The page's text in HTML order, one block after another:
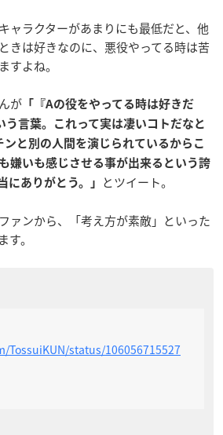
ャラクターがあまりにも最低だと、他
きは好きなのに、悪役やってる時は苦
すよね。
が 「『Aの役をやってる時は好きだ
う言葉。これって実は凄いコトだなと
と別の人間を演じられているからこ
嫌いも感じさせる事が出来るという誇
にありがとう。」
とツイート。
ァンから、「考え方が素敵」といった
。
status/106056715527